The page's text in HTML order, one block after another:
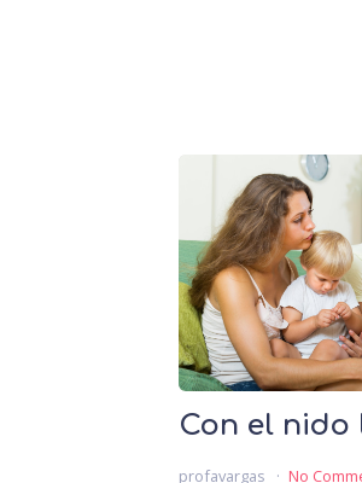
Con el nido
profavargas No